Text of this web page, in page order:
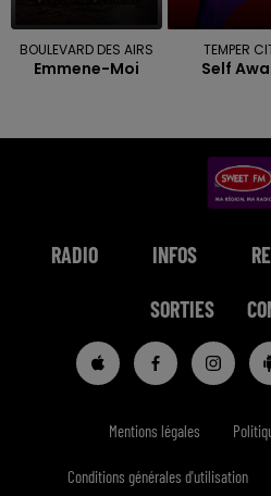
BOULEVARD DES AIRS
Emmene-Moi
TEMPER
Self
RADIO INFOS
SORTIES
Mentions légales
Conditions générales d'utilisation